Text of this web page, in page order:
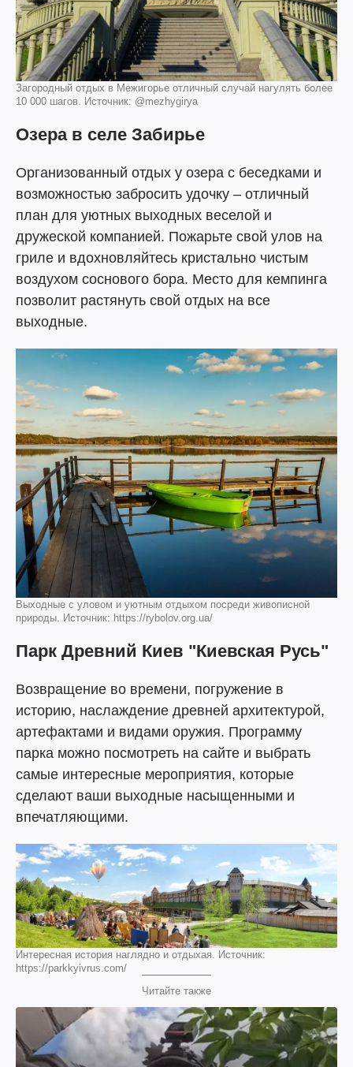
Загородный отдых в Межигорье отличный случай нагулять более
10 000 шагов. Источник: @mezhygirya
Озера в селе Забирье
Организованный отдых у озера с беседками и
возможностью забросить удочку – отличный
план для уютных выходных веселой и
дружеской компанией. Пожарьте свой улов на
гриле и вдохновляйтесь кристально чистым
воздухом соснового бора. Место для кемпинга
позволит растянуть свой отдых на все
выходные.
Выходные с уловом и уютным отдыхом посреди живописной
природы. Источник: https://rybolov.org.ua/
Парк Древний Киев "Киевская Русь"
Возвращение во времени, погружение в
историю, наслаждение древней архитектурой,
артефактами и видами оружия. Программу
парка можно посмотреть на сайте и выбрать
самые интересные мероприятия, которые
сделают ваши выходные насыщенными и
впечатляющими.
Интересная история наглядно и отдыхая. Источник:
https://parkkyivrus.com/
Читайте также